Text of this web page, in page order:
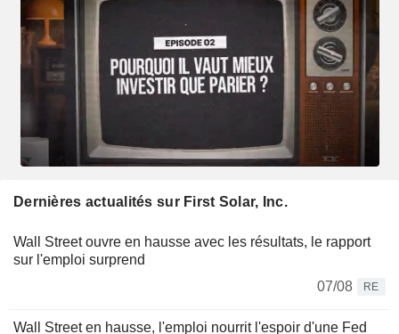
Dernières actualités sur First Solar, Inc.
Wall Street ouvre en hausse avec les résultats, le rapport
sur l'emploi surprend
07/08
RE
Wall Street en hausse, l'emploi nourrit l'espoir d'une Fed